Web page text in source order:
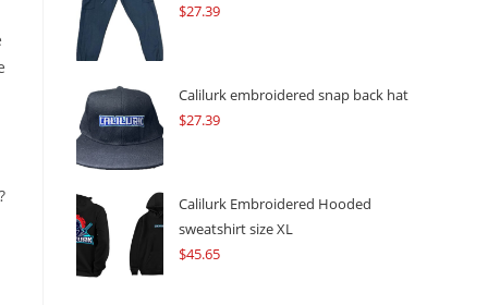
$27.39
Calilurk embroidered snap back hat
$27.39
Calilurk Embroidered Hooded
sweatshirt size XL
$45.65